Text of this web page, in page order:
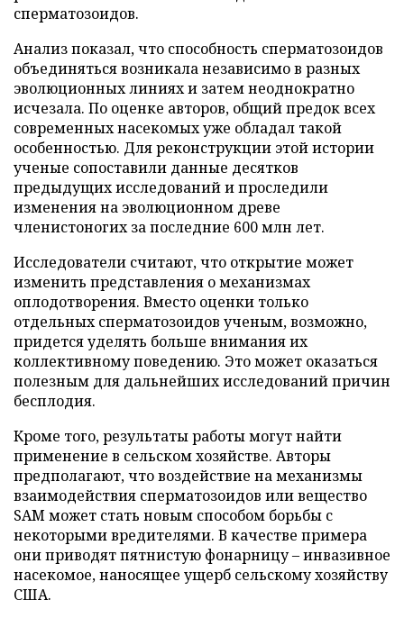
сперматозоидов.
Анализ показал, что способность сперматозоидов
объединяться возникала независимо в разных
эволюционных линиях и затем неоднократно
исчезала. По оценке авторов, общий предок всех
современных насекомых уже обладал такой
особенностью. Для реконструкции этой истории
ученые сопоставили данные десятков
предыдущих исследований и проследили
изменения на эволюционном древе
членистоногих за последние 600 млн лет.
Исследователи считают, что открытие может
изменить представления о механизмах
оплодотворения. Вместо оценки только
отдельных сперматозоидов ученым, возможно,
придется уделять больше внимания их
коллективному поведению. Это может оказаться
полезным для дальнейших исследований причин
бесплодия.
Кроме того, результаты работы могут найти
применение в сельском хозяйстве. Авторы
предполагают, что воздействие на механизмы
взаимодействия сперматозоидов или вещество
SAM может стать новым способом борьбы с
некоторыми вредителями. В качестве примера
они приводят пятнистую фонарницу – инвазивное
насекомое, наносящее ущерб сельскому хозяйству
США.